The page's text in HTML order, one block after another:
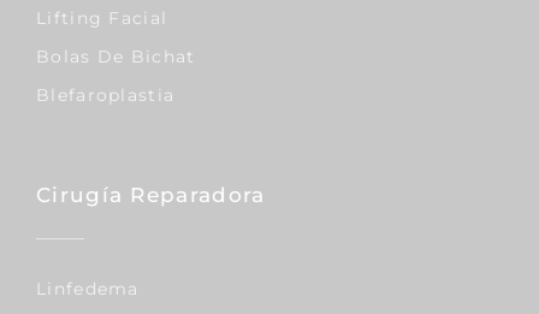
Lifting Facial
Bolas De Bichat
Blefaroplastia
Cirugía Reparadora
Linfedema